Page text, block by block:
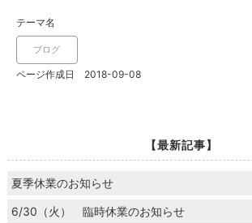
テーマ名
ブログ
ページ作成日 2018-09-08
【最新記事】
夏季休業のお知らせ
6/30（火） 臨時休業のお知らせ